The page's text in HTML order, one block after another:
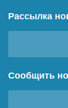
Рассылка
Сообщить